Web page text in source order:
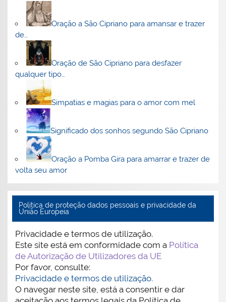
Oração a São Cipriano para amansar e trazer
de…
Oração de São Cipriano para desfazer
qualquer tipo…
Simpatias e magias para o amor com mel
Significado dos sonhos segundo São Cipriano
Oração a Pomba Gira para amarrar e trazer de
volta seu amor
Politica de proteção dados pessoais e privacidade da
União Europeia
Privacidade e termos de utilização.
Este site está em conformidade com a Política
de Autorização de Utilizadores da UE
Por favor, consulte:
Privacidade e termos de utilização.
O navegar neste site, está a consentir e dar